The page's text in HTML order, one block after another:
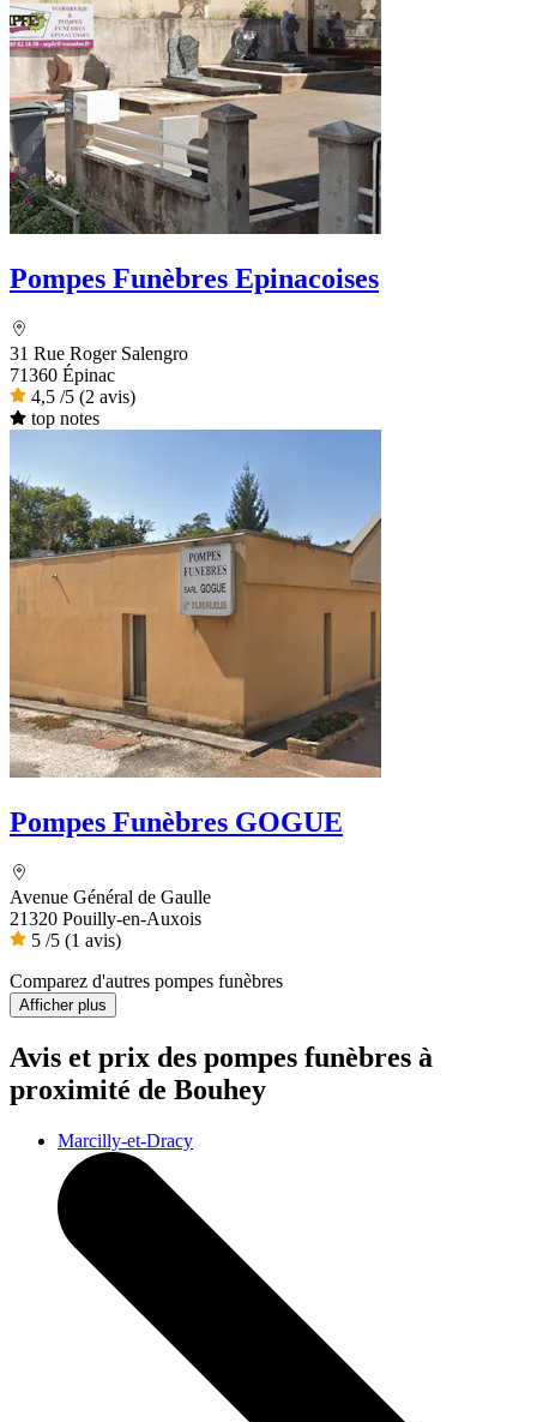
Pompes Funèbres Epinacoises
31 Rue Roger Salengro
71360 Épinac
4,5 /5 (2 avis)
top notes
Pompes Funèbres GOGUE
Avenue Général de Gaulle
21320 Pouilly-en-Auxois
5 /5 (1 avis)
Comparez d'autres pompes funèbres
Afficher plus
Avis et prix des pompes funèbres à
proximité de Bouhey
Marcilly-et-Dracy